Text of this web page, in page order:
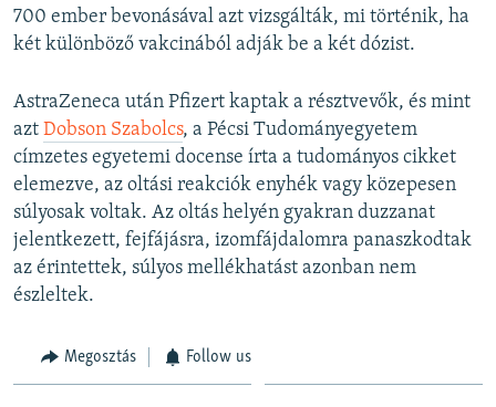
700 ember bevonásával azt vizsgálták, mi történik, ha
két különböző vakcinából adják be a két dózist.
AstraZeneca után Pfizert kaptak a résztvevők, és mint
azt Dobson Szabolcs, a Pécsi Tudományegyetem
címzetes egyetemi docense írta a tudományos cikket
elemezve, az oltási reakciók enyhék vagy közepesen
súlyosak voltak. Az oltás helyén gyakran duzzanat
jelentkezett, fejfájásra, izomfájdalomra panaszkodtak
az érintettek, súlyos mellékhatást azonban nem
észleltek.
Megosztás Follow us